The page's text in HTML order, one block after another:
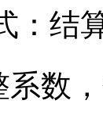
：结
系数